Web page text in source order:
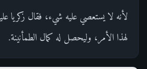
لأنه لا يستعصي عليه شيء، فقال زكريا
لهذا الأمر، وليحصل له كمال الطمأنينة.